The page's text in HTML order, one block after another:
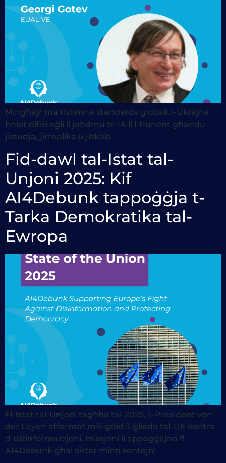
Mingħajr ma tistenna standards globali, l-Ukrajna
bniet difiżi aġli li jaħdmu bl-IA li l-Punent għandu
jistudja, jirreplika u jiskala.
Fid-dawl tal-Istat tal-
Unjoni 2025: Kif
AI4Debunk tappoġġja t-
Tarka Demokratika tal-
Ewropa
Fl-Istat tal-Unjoni tagħha tal-2025, il-President von
der Leyen affermat mill-ġdid il-ġlieda tal-UE kontra
d-diżinformazzjoni, missjoni li appoġġajna fl-
AI4Debunk għal aktar minn sentejn!